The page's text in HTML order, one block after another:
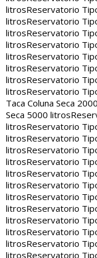
litrosReservatorio
litrosReservatorio
litrosReservatorio
litrosReservatorio
litrosReservatorio
litrosReservatorio
litrosReservatorio
litrosReservatorio
Taca Coluna Seca
Seca 5000 litros
litrosReservatorio
litrosReservatorio
litrosReservatorio
litrosReservatorio
litrosReservatorio
litrosReservatorio
litrosReservatorio
litrosReservatorio
litrosReservatorio
litrosReservatorio
litrosReservatorio
litrosReservatorio